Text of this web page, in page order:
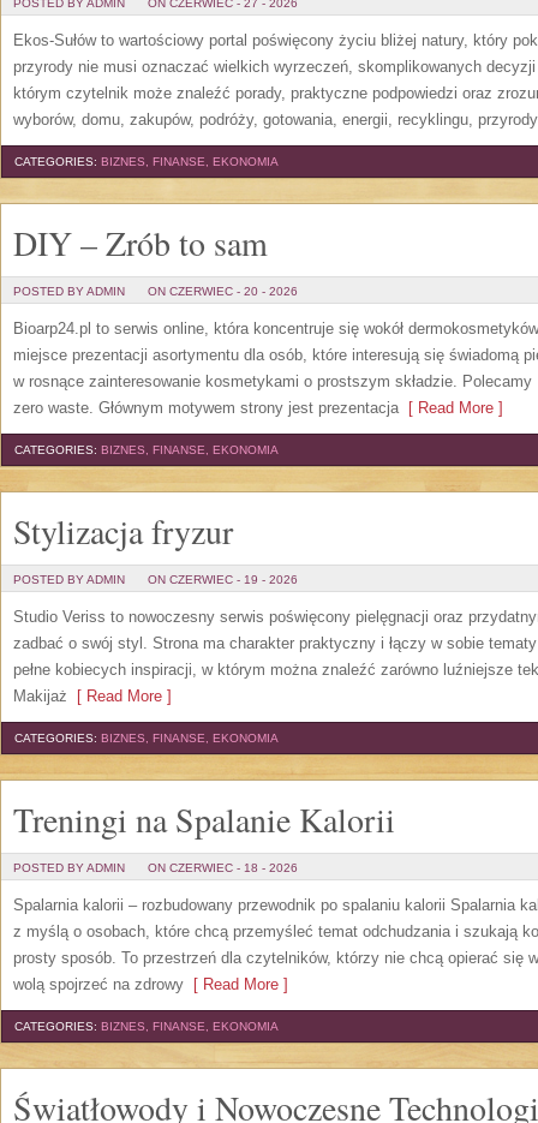
POSTED BY ADMIN ON CZERWIEC - 27 - 2026
Ekos-Sułów to wartościowy portal poświęcony życiu bliżej natury, który
przyrody nie musi oznaczać wielkich wyrzeczeń, skomplikowanych
którym czytelnik może znaleźć porady, praktyczne podpowiedzi oraz
wyborów, domu, zakupów, podróży, gotowania, energii, recyklingu,
CATEGORIES: BIZNES, FINANSE, EKONOMIA
DIY – Zrób to sam
POSTED BY ADMIN ON CZERWIEC - 20 - 2026
Bioarp24.pl to serwis online, która koncentruje się wokół
miejsce prezentacji asortymentu dla osób, które interesują się świadomą
w rosnące zainteresowanie kosmetykami o prostszym składzie. Polecamy
zero waste. Głównym motywem strony jest prezentacja[ Read More ]
CATEGORIES: BIZNES, FINANSE, EKONOMIA
Stylizacja fryzur
POSTED BY ADMIN ON CZERWIEC - 19 - 2026
Studio Veriss to nowoczesny serwis poświęcony pielęgnacji oraz
zadbać o swój styl. Strona ma charakter praktyczny i łączy w sobie
pełne kobiecych inspiracji, w którym można znaleźć zarówno luźniejsze
Makijaż [ Read More ]
CATEGORIES: BIZNES, FINANSE, EKONOMIA
Treningi na Spalanie Kalorii
POSTED BY ADMIN ON CZERWIEC - 18 - 2026
Spalarnia kalorii – rozbudowany przewodnik po spalaniu kalorii Spalarnia
z myślą o osobach, które chcą przemyśleć temat odchudzania i szukają
prosty sposób. To przestrzeń dla czytelników, którzy nie chcą opierać się
wolą spojrzeć na zdrowy [ Read More ]
CATEGORIES: BIZNES, FINANSE, EKONOMIA
Światłowody i Nowoczesne